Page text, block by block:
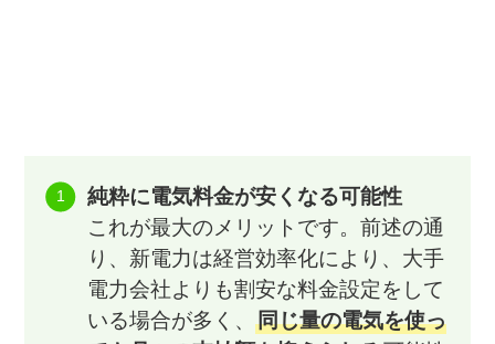
純粋に電気料金が安くなる可能性
これが最大のメリットです。前述の通
り、新電力は経営効率化により、大手
電力会社よりも割安な料金設定をして
いる場合が多く、 同じ量の電気を使っ